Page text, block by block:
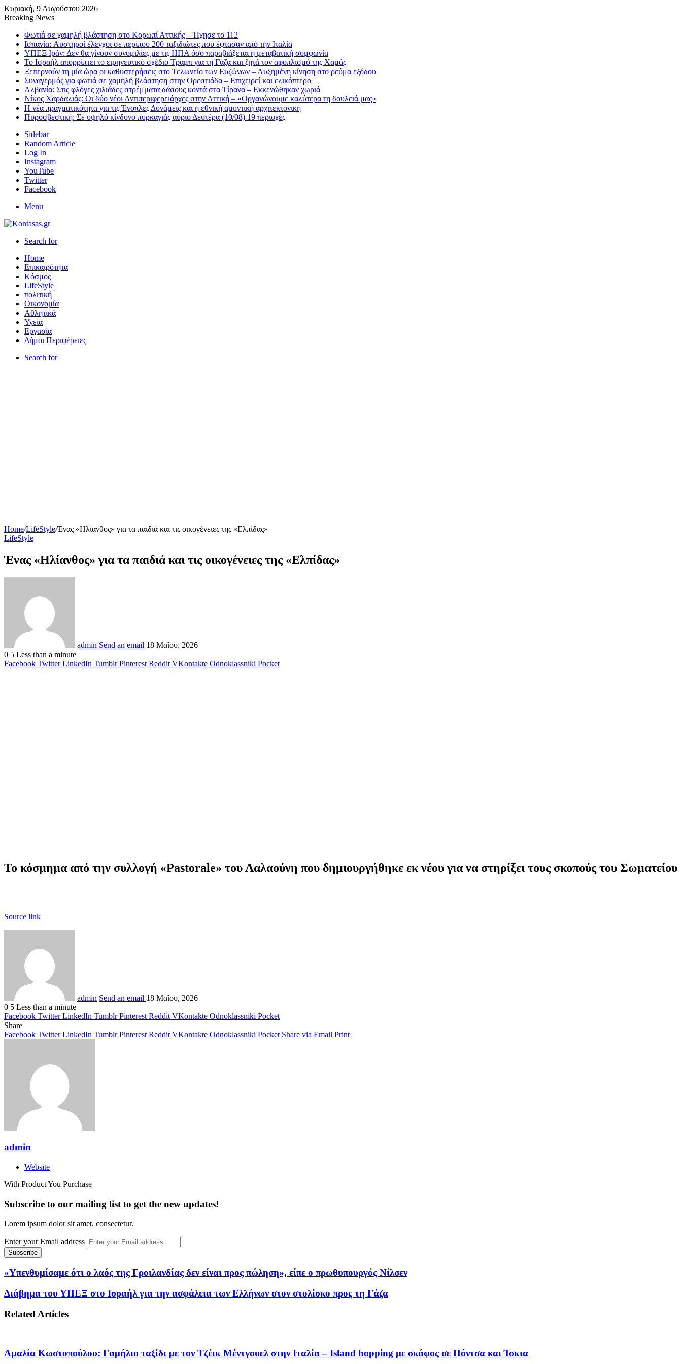
Κυριακή, 9 Αυγούστου 2026
Breaking News
Φωτιά σε χαμηλή βλάστηση στο Κορωπί Αττικής – Ήχησε το 112
Ισπανία: Aυστηροί έλεγχοι σε περίπου 200 ταξιδιώτες που έφτασαν από την Ιταλία
ΥΠΕΞ Ιράν: Δεν θα γίνουν συνομιλίες με τις ΗΠΑ όσο παραβιάζεται η μεταβατική συμφωνία
Το Ισραήλ απορρίπτει το ειρηνευτικό σχέδιο Τραμπ για τη Γάζα και ζητά τον αφοπλισμό της Χαμάς
Ξεπερνούν τη μία ώρα οι καθυστερήσεις στο Τελωνείο των Ευζώνων – Αυξημένη κίνηση στο ρεύμα εξόδου
Συναγερμός για φωτιά σε χαμηλή βλάστηση στην Ορεστιάδα – Επιχειρεί και ελικόπτερο
Αλβανία: Στις φλόγες χιλιάδες στρέμματα δάσους κοντά στα Τίρανα – Εκκενώθηκαν χωριά
Νίκος Χαρδαλιάς: Οι δύο νέοι Αντιπεριφερειάρχες στην Αττική – «Οργανώνουμε καλύτερα τη δουλειά μας»
Η νέα πραγματικότητα για τις Ένοπλες Δυνάμεις και η εθνική αμυντική αρχιτεκτονική
Πυροσβεστική: Σε υψηλό κίνδυνο πυρκαγιάς αύριο Δευτέρα (10/08) 19 περιοχές
Sidebar
Random Article
Log In
Instagram
YouTube
Twitter
Facebook
Menu
Search for
Home
Επικαιρότητα
Κόσμος
LifeStyle
πολιτική
Οικονομία
Αθλητικά
Υγεία
Εργασία
Δήμοι Περιφέρειες
Search for
Home/LifeStyle/Ένας «Ηλίανθος» για τα παιδιά και τις οικογένειες της «Ελπίδας»
LifeStyle
Ένας «Ηλίανθος» για τα παιδιά και τις οικογένειες της «Ελπίδας»
admin Send an email 18 Μαΐου, 2026
0 5 Less than a minute
Facebook Twitter LinkedIn Tumblr Pinterest Reddit VKontakte Odnoklassniki Pocket
Το κόσμημα από την συλλογή «Pastorale» του Λαλαούνη που δημιουργήθηκε εκ νέου για να στηρίξει τους σκοπούς του Σωματείου
Source link
admin Send an email 18 Μαΐου, 2026
0 5 Less than a minute
Facebook Twitter LinkedIn Tumblr Pinterest Reddit VKontakte Odnoklassniki Pocket
Share
Facebook Twitter LinkedIn Tumblr Pinterest Reddit VKontakte Odnoklassniki Pocket Share via Email Print
admin
Website
With Product You Purchase
Subscribe to our mailing list to get the new updates!
Lorem ipsum dolor sit amet, consectetur.
Enter your Email address
«Υπενθυμίσαμε ότι ο λαός της Γροιλανδίας δεν είναι προς πώληση», είπε ο πρωθυπουργός Νίλσεν
Διάβημα του ΥΠΕΞ στο Ισραήλ για την ασφάλεια των Ελλήνων στον στολίσκο προς τη Γάζα
Related Articles
Αμαλία Κωστοπούλου: Γαμήλιο ταξίδι με τον Τζέικ Μέντγουελ στην Ιταλία – Island hopping με σκάφος σε Πόντσα και Ίσκια